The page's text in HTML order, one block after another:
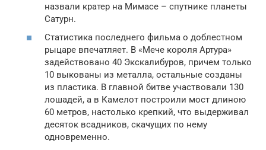
назвали кратер на Мимасе – спутнике планеты
Сатурн.
Статистика последнего фильма о доблестном
рыцаре впечатляет. В «Мече короля Артура»
задействовано 40 Экскалибуров, причем только
10 выкованы из металла, остальные созданы
из пластика. В главной битве участвовали 130
лошадей, а в Камелот построили мост длиною
60 метров, настолько крепкий, что выдерживал
десяток всадников, скачущих по нему
одновременно.